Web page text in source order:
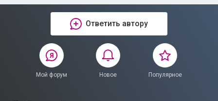
Ответить автору
Мой форум Новое Популярное